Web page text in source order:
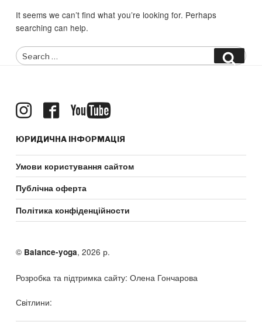
It seems we can’t find what you’re looking for. Perhaps
searching can help.
Search
for:
ЮРИДИЧНА ІНФОРМАЦІЯ
Умови користування сайтом
Публічна оферта
Політика конфіденційности
© Balance-yoga, 2026 р.
Розробка та підтримка сайту: Олена Гончарова
Світлини: